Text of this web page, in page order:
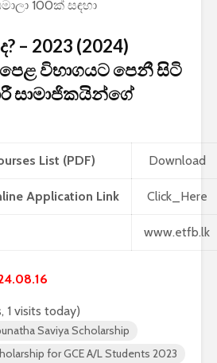
100ක් සඳහා
– 2023 (2024)
විභාගයට පෙනී සිටි
සාමාජිකයින්ගේ
List (PDF) Download
Application Link Click_Here
www.etfb.lk
1 visits today)
Saviya Scholarship
for GCE A/L Students 2023
පළමු
කිරීමේ
සම්බන්ධ
විසින්
ChatGPT
සම්බන්ධ කරයි.
BI විශාලතම
උපාංග
නව